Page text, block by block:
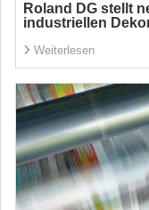
Roland DG stellt
industriellen
Weiterlesen